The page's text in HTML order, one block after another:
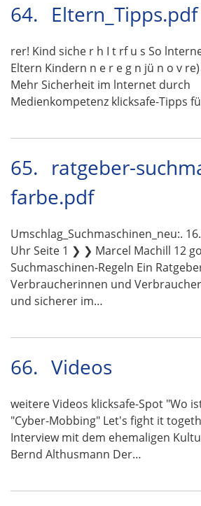
64. Eltern_Tipps.pdf
rer! Kind siche r h I t rf u s So
Eltern Kindern n e r e g n jü n o v re)
Mehr Sicherheit im lnternet durch
Medienkompetenz klicksafe-Tipps
65. ratgeber-
farbe.pdf
Umschlag_Suchmaschinen_neu:.
Uhr Seite 1 ❯ ❯ Marcel Machill 12
Suchmaschinen-Regeln Ein
Verbraucherinnen und
und sicherer im…
66. Videos
weitere Videos klicksafe-Spot "Wo
"Cyber-Mobbing" Let's fight it
Interview mit dem ehemaligen
Bernd Althusmann Der…